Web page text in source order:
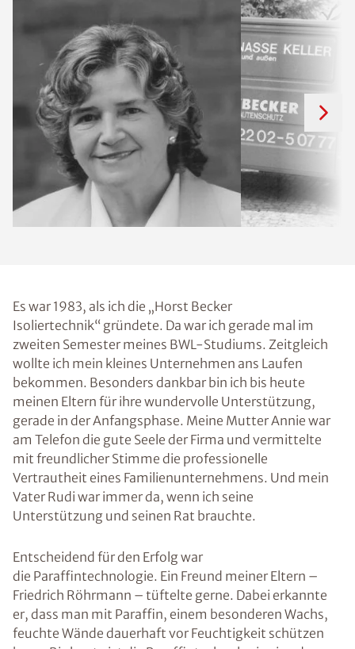
Es war 1983, als ich die „Horst Becker
Isoliertechnik“ gründete. Da war ich gerade mal im
zweiten Semester meines BWL-Studiums. Zeitgleich
wollte ich mein kleines Unternehmen ans Laufen
bekommen. Besonders dankbar bin ich bis heute
meinen Eltern für ihre wundervolle Unterstützung,
gerade in der Anfangsphase. Meine Mutter Annie war
am Telefon die gute Seele der Firma und vermittelte
mit freundlicher Stimme die professionelle
Vertrautheit eines Familienunternehmens. Und mein
Vater Rudi war immer da, wenn ich seine
Unterstützung und seinen Rat brauchte.
Entscheidend für den Erfolg war
die Paraffintechnologie. Ein Freund meiner Eltern –
Friedrich Röhrmann – tüftelte gerne. Dabei erkannte
er, dass man mit Paraffin, einem besonderen Wachs,
feuchte Wände dauerhaft vor Feuchtigkeit schützen